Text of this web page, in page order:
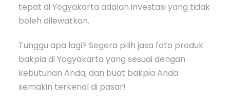
tepat di Yogyakarta adalah investasi yang tidak
boleh dilewatkan.
Tunggu apa lagi? Segera pilih jasa foto produk
bakpia di Yogyakarta yang sesuai dengan
kebutuhan Anda, dan buat bakpia Anda
semakin terkenal di pasar!